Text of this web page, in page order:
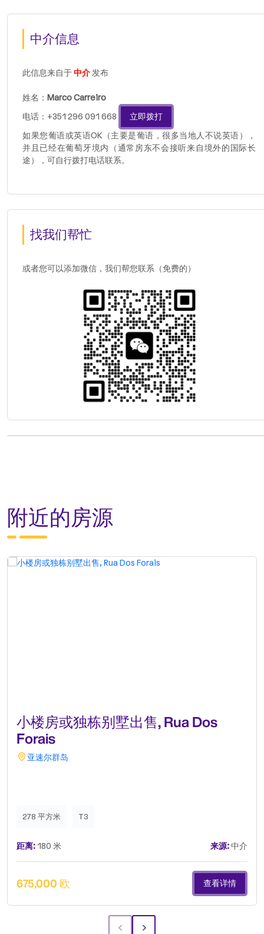
中介信息
此信息来自于中介发布
姓名： Marco Carreiro
电话：+351 296 091 668
立即拨打
如果您葡语或英语OK（主要是葡语，很多当地人不说英语），
并且已经在葡萄牙境内（通常房东不会接听来自境外的国际长
途），可自行拨打电话联系。
找我们帮忙
或者您可以添加微信，我们帮您联系（免费的）
附近的房源
小楼房或独栋别墅出售, Rua Dos
Forais
亚速尔群岛
278 平方米 T3
距离:180 米 来源:中介
675,000 欧 查看详情
‹ ›